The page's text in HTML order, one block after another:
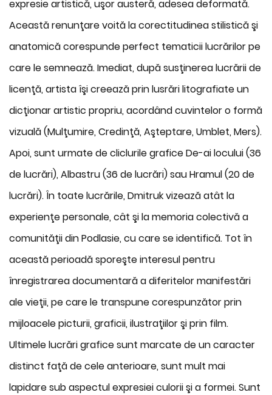
expresie artistică, uşor austeră, adesea deformată.
Această renunţare voită la corectitudinea stilistică şi
anatomică corespunde perfect tematicii lucrărilor pe
care le semnează. Imediat, după susţinerea lucrării de
licenţă, artista îşi creează prin lusrări litografiate un
dicţionar artistic propriu, acordând cuvintelor o formă
vizuală (Mulţumire, Credinţă, Aşteptare, Umblet, Mers).
Apoi, sunt urmate de cliclurile grafice De-ai locului (36
de lucrări), Albastru (36 de lucrări) sau Hramul (20 de
lucrări). În toate lucrările, Dmitruk vizează atât la
experienţe personale, cât şi la memoria colectivă a
comunităţii din Podlasie, cu care se identifică. Tot în
această perioadă sporeşte interesul pentru
înregistrarea documentară a diferitelor manifestări
ale vieţii, pe care le transpune corespunzător prin
mijloacele picturii, graficii, ilustraţiilor şi prin film.
Ultimele lucrări grafice sunt marcate de un caracter
distinct faţă de cele anterioare, sunt mult mai
lapidare sub aspectul expresiei culorii şi a formei. Sunt